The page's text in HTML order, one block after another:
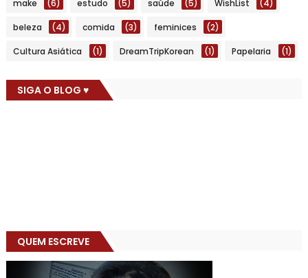
make (6) estudo (5) saúde (5) WishList (4)
beleza (4) comida (3) feminices (2)
Cultura Asiática (1) DreamTripKorean (1) Papelaria (1)
SIGA O BLOG ♥
QUEM ESCREVE